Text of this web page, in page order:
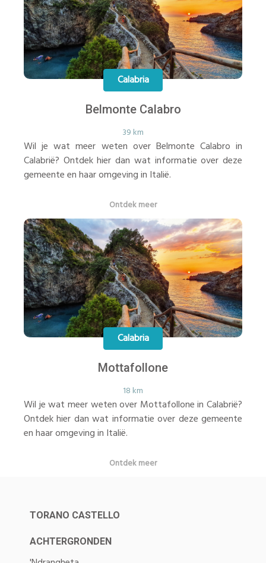
Calabria
Belmonte Calabro
39 km
Wil je wat meer weten over Belmonte Calabro in
Calabrië? Ontdek hier dan wat informatie over deze
gemeente en haar omgeving in Italië.
Ontdek meer
Calabria
Mottafollone
18 km
Wil je wat meer weten over Mottafollone in Calabrië?
Ontdek hier dan wat informatie over deze gemeente
en haar omgeving in Italië.
Ontdek meer
TORANO CASTELLO
ACHTERGRONDEN